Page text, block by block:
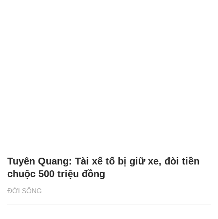
ĐỜI SỐNG
Tuyên Quang: Tài xế tố bị giữ xe, đòi tiền
chuộc 500 triệu đồng